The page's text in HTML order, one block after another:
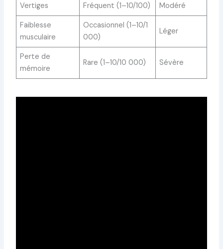
Vertiges Fréquent (1–10/100) Modéré
Faiblesse
musculaire
Occasionnel (1–10/1
000)
Léger
Perte de
mémoire
Rare (1–10/10 000) Sévère